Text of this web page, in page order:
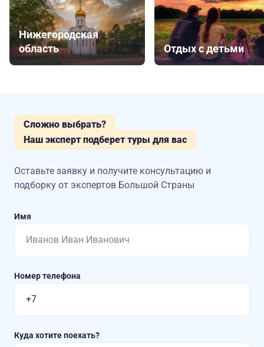
Нижегородская
область
Отдых с детьми
Сложно выбрать?
Наш эксперт подберет туры для вас
Оставьте заявку и получите консультацию и
подборку от экспертов Большой Страны
Имя
Номер телефона
Куда хотите поехать?